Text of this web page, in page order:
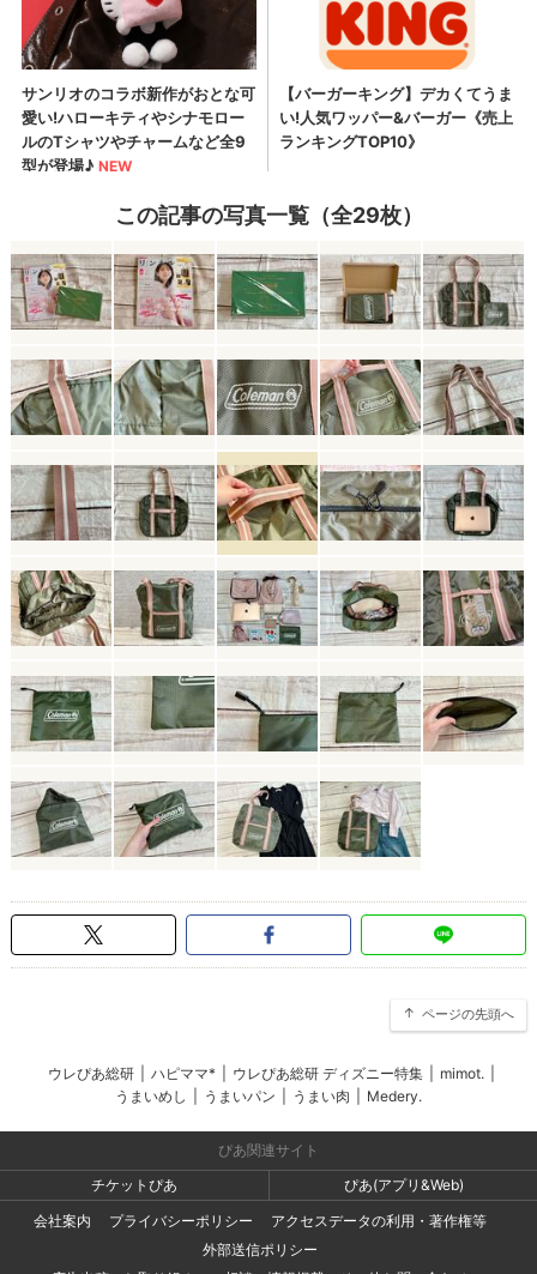
この記事の写真一覧（全29枚）
ページの先頭へ
ウレぴあ総研 ハピママ* ウレぴあ総研 ディズニー特集 mimot.
うまいめし
うまいパン うまい肉 Medery.
ぴあ関連サイト
チケットぴあ
ぴあ(アプリ&Web)
会社案内
プライバシーポリシー
アクセスデータの利用・著作権等
外部送信ポリシー